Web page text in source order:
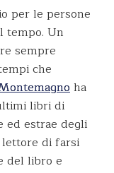
per le persone
tempo. Un
sempre
che
ha
libri di
ed estrae degli
lettore di farsi
del libro e